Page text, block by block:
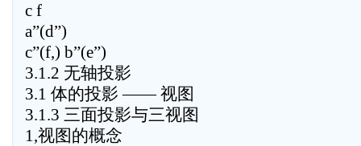
c f
a”(d”)
c”(f,) b”(e”)
3.1.2 无轴投影
3.1 体的投影 —— 视图
3.1.3 三面投影与三视图
1,视图的概念